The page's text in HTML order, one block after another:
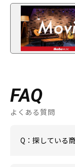
FAQ
よくある質問
Q：探している